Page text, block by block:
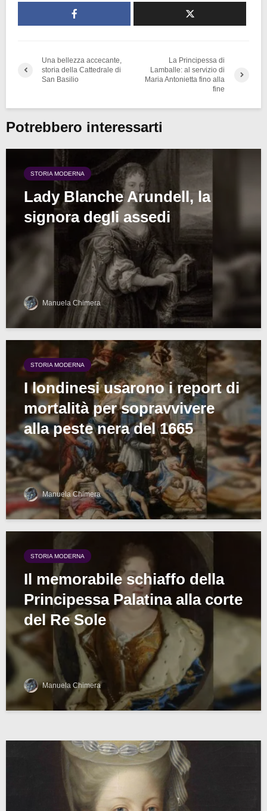
Una bellezza accecante,
storia della Cattedrale di
San Basilio
La Principessa di
Lamballe: al servizio di
Maria Antonietta fino alla
fine
Potrebbero interessarti
STORIA MODERNA
Lady Blanche Arundell, la
signora degli assedi
Manuela Chimera
STORIA MODERNA
I londinesi usarono i report di
mortalità per sopravvivere
alla peste nera del 1665
Manuela Chimera
STORIA MODERNA
Il memorabile schiaffo della
Principessa Palatina alla corte
del Re Sole
Manuela Chimera